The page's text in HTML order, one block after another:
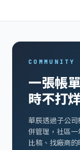
一張帳
時不打烊
華辰透過子公
併管理，社區
比稿、找廠商的